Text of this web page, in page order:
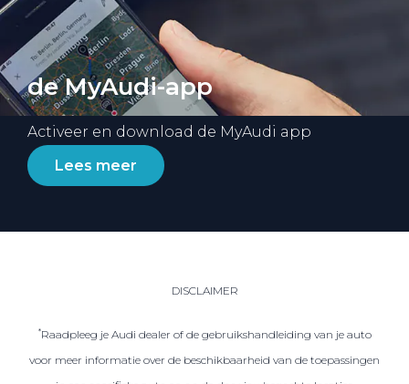
de MyAudi-app
Activeer en download de MyAudi app
Lees meer
DISCLAIMER
*Raadpleeg je Audi dealer of de gebruikshandleiding van je auto
voor meer informatie over de beschikbaarheid van de toepassingen